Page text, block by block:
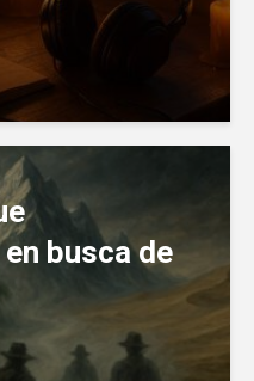
busca de